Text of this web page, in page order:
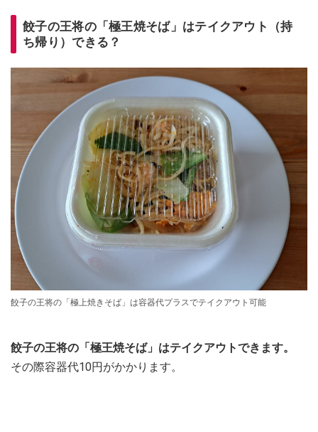
餃子の王将の「極王焼そば」はテイクアウト（持
ち帰り）できる？
餃子の王将の「極上焼きそば」は容器代プラスでテイクアウト可能
餃子の王将の「極王焼そば」はテイクアウトできます。
その際容器代10円がかかります。